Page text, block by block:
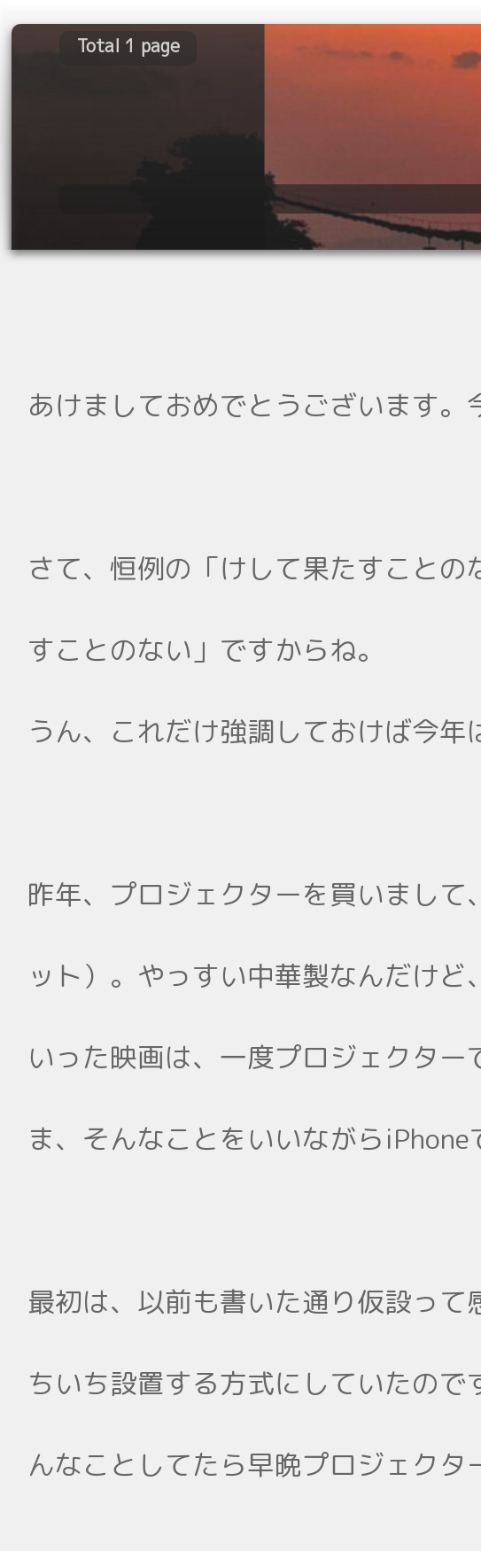
Total 1 page
あけましておめでとうございます。
さて、恒例の「けして果たすこと
すことのない」ですからね。
うん、これだけ強調しておけば今年
昨年、プロジェクターを買いまし
ット）。やっすい中華製なんだけ
いった映画は、一度プロジェクター
ま、そんなことをいいながら
最初は、以前も書いた通り仮設っ
ちいち設置する方式にしていたの
んなことしてたら早晩プロジェクタ